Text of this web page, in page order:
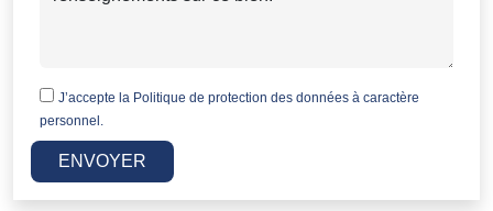
J’accepte la Politique de protection des données à caractère
personnel.
ENVOYER